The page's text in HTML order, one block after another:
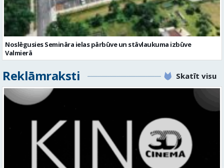
Reklāmraksti Skatīt visu